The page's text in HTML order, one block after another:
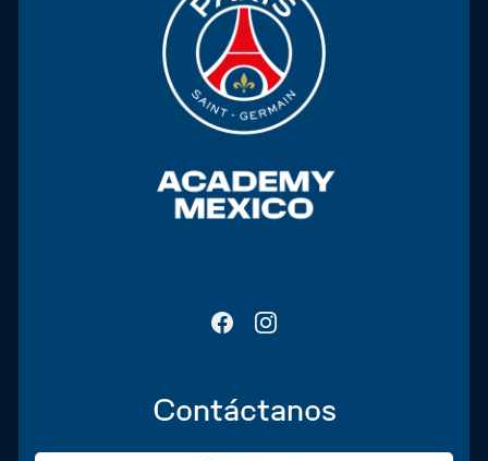
Contáctanos